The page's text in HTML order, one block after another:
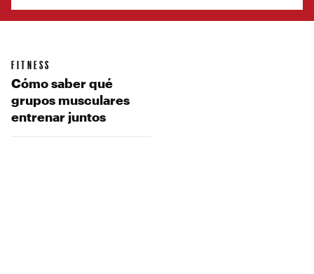
FITNESS
Cómo saber qué
grupos musculares
entrenar juntos